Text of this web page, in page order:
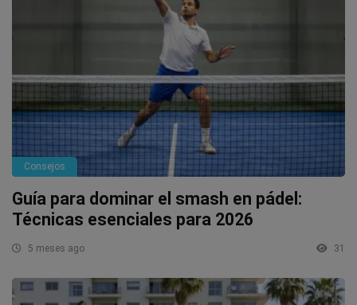
Consejos
Guía para dominar el smash en pádel:
Técnicas esenciales para 2026
5 meses ago 31